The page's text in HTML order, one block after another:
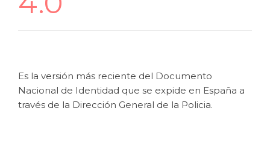
Es la versión más reciente del Documento
Nacional de Identidad que se expide en España a
través de la Dirección General de la Policia.